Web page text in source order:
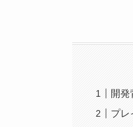
開発
プレ